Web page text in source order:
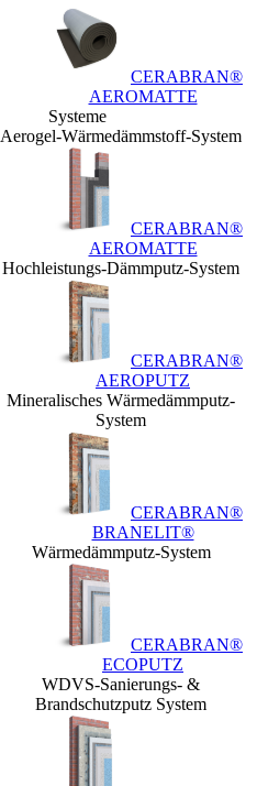
CERABRAN®
AEROMATTE
Systeme
Aerogel-Wärmedämmstoff-System
CERABRAN®
AEROMATTE
Hochleistungs-Dämmputz-System
CERABRAN®
AEROPUTZ
Mineralisches Wärmedämmputz-
System
CERABRAN®
BRANELIT®
Wärmedämmputz-System
CERABRAN®
ECOPUTZ
WDVS-Sanierungs- &
Brandschutzputz System